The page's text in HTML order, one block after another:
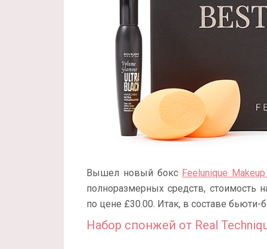
Вышел новый бокс Feelunique
полноразмерных средств, стоимость
по цене £30.00. Итак, в составе бьюти-
Набор спонжей от Real